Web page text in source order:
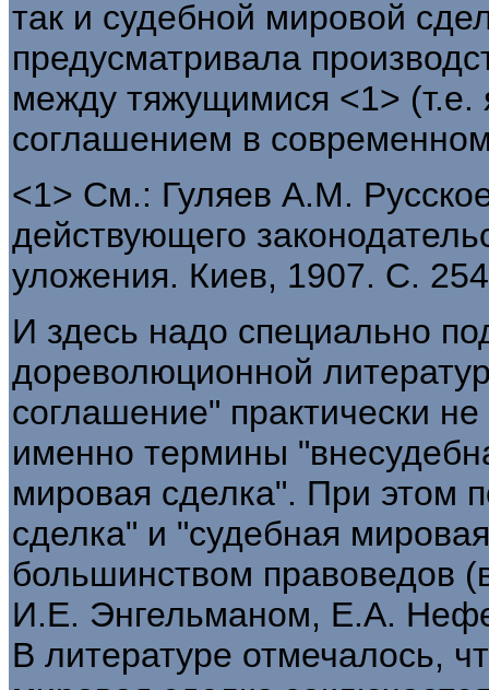
так и судебной мировой
предусматривала
между тяжущимися <1>
соглашением в
<1> См.: Гуляев А.М.
действующего
уложения. Киев, 1907. С.
И здесь надо специально
дореволюционной
соглашение" практически
именно термины
мировая сделка". При этом
сделка" и "судебная
большинством правоведов
И.Е. Энгельманом, Е.А.
В литературе отмечалось,